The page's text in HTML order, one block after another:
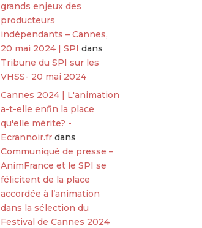
grands enjeux des
producteurs
indépendants – Cannes,
20 mai 2024 | SPI dans
Tribune du SPI sur les
VHSS- 20 mai 2024
Cannes 2024 | L'animation
a-t-elle enfin la place
qu'elle mérite? -
Ecrannoir.fr dans
Communiqué de presse –
AnimFrance et le SPI se
félicitent de la place
accordée à l’animation
dans la sélection du
Festival de Cannes 2024